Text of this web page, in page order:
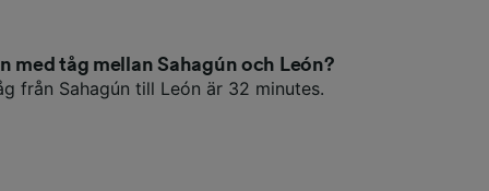
med tåg mellan Sahagún och León?
från Sahagún till León är 32 minutes.